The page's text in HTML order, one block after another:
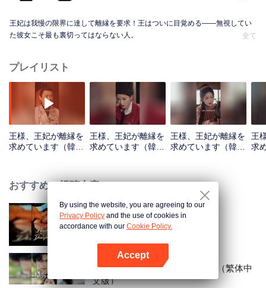
王妃は我慢の限界に達して離縁を要求！王はついに目覚める——無視してい
た彼女こそ最も裏切ってはならない人。
全て
プレイリスト
王様、王妃が離縁を
求めています（韓国
王様、王妃が離縁を
求めています（韓国
王様、王妃が離縁を
求めています（韓国
王
求
おすすめの視聴内容
行方不明の妻に縛られて
厲社長夫人は隠れた大物だった（繁体中
文版）
By using the website, you are agreeing to our
Privacy Policy and the use of cookies in
accordance with our Cookie Policy.
Accept